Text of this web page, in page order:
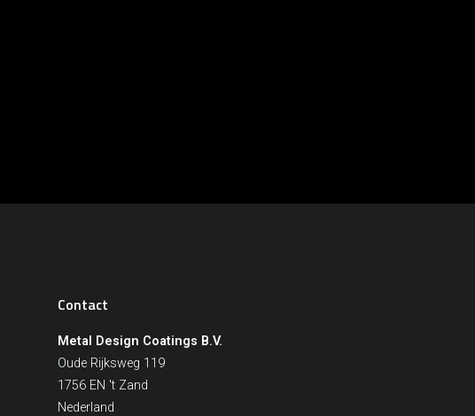
Contact
Metal Design Coatings B.V.
Oude Rijksweg 119
1756 EN 't Zand
Nederland